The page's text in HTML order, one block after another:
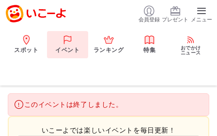
会員登録 プレゼント メニュー
スポット イベント ランキング 特集
おでかけ
ニュース
このイベントは終了しました。
いこーよでは楽しいイベントを毎日更新！